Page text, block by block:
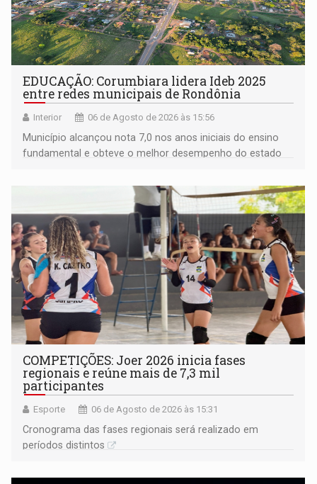
EDUCAÇÃO: Corumbiara lidera Ideb 2025
entre redes municipais de Rondônia
Interior 06 de Agosto de 2026 às 15:56
Município alcançou nota 7,0 nos anos iniciais do ensino
fundamental e obteve o melhor desempenho do estado
COMPETIÇÕES: Joer 2026 inicia fases
regionais e reúne mais de 7,3 mil
participantes
Esporte 06 de Agosto de 2026 às 15:31
Cronograma das fases regionais será realizado em
períodos distintos